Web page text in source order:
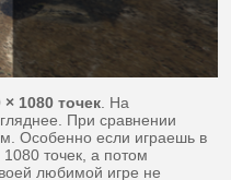
1080 точек . На
При сравнении
Особенно если играешь в
точек, а потом
любимой игре не